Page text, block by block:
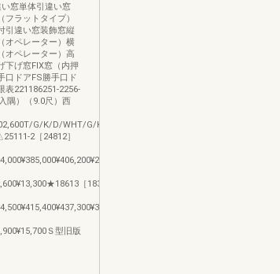
窓単体引違い窓
フラットタイプ）
引違い窓装飾窓縦
オペレーター）横
オペレーター）高
下げ窓FIX窓（内押
口ドアFS勝手口ド
表221186251-2256-
隅）（9.0尺）西
G/K/D/WHT/G/K/D/WHT/G/K/D/WH▲18609［18309］
2［24812］
［18313］
Ｓ型旧版